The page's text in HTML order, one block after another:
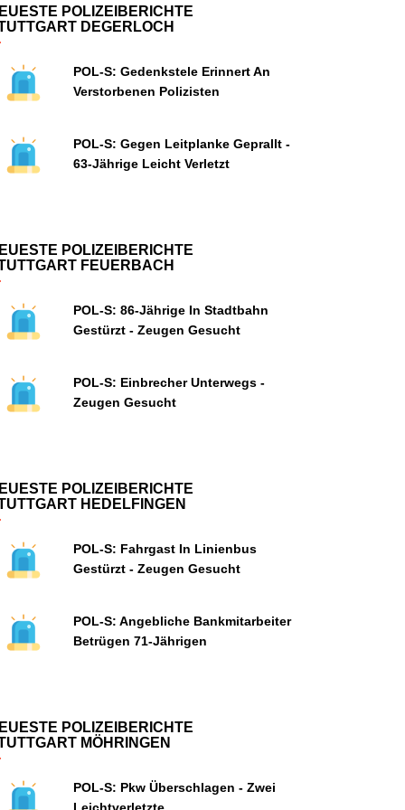
POLIZEIBERICHTE
DEGERLOCH
POL-S: Gedenkstele Erinnert An
Verstorbenen Polizisten
POL-S: Gegen Leitplanke Geprallt -
63-Jährige Leicht Verletzt
POLIZEIBERICHTE
FEUERBACH
POL-S: 86-Jährige In Stadtbahn
Gestürzt - Zeugen Gesucht
POL-S: Einbrecher Unterwegs -
Zeugen Gesucht
POLIZEIBERICHTE
HEDELFINGEN
POL-S: Fahrgast In Linienbus
Gestürzt - Zeugen Gesucht
POL-S: Angebliche Bankmitarbeiter
Betrügen 71-Jährigen
POLIZEIBERICHTE
MÖHRINGEN
POL-S: Pkw Überschlagen - Zwei